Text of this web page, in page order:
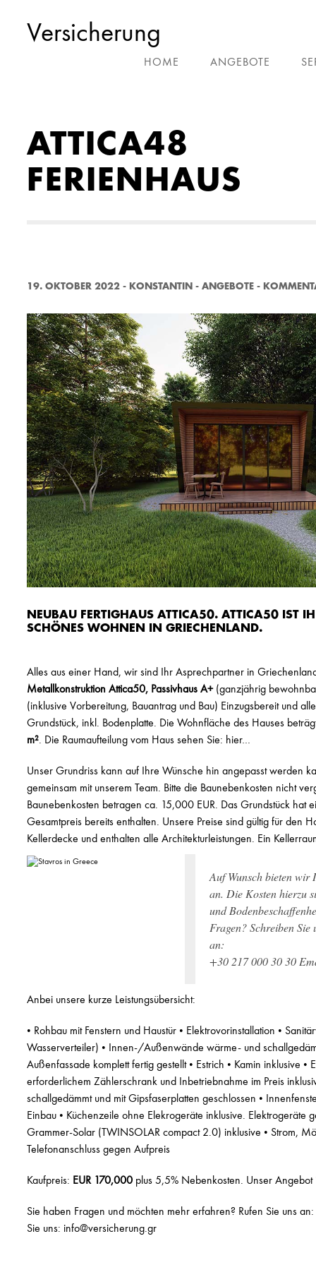
Versicherung
HOME ANGEBOTE
ATTICA48
FERIENHAUS
19. OKTOBER 2022 - KONSTANTIN - ANGEBOTE -
NEUBAU FERTIGHAUS ATTICA50. ATTICA50 IST
SCHÖNES WOHNEN IN GRIECHENLAND.
Alles aus einer Hand, wir sind Ihr Asprechpartner in
Metallkonstruktion Attica50, Passivhaus A+(ganzjährig
(inklusive Vorbereitung, Bauantrag und Bau) Einzugsbereit und
Grundstück, inkl. Bodenplatte. Die Wohnfläche des Hauses
m². Die Raumaufteilung vom Haus sehen Sie: hier…
Unser Grundriss kann auf Ihre Wünsche hin angepasst werden
gemeinsam mit unserem Team. Bitte die Baunebenkosten nicht
Baunebenkosten betragen ca. 15,000 EUR. Das Grundstück hat
Gesamtpreis bereits enthalten. Unsere Preise sind gültig für den
Kellerdecke und enthalten alle Architekturleistungen. Ein
Auf Wunsch bieten wir
an. Die Kosten hierzu
und
Fragen? Schreiben Sie
an:
+30 217 000 30 30
Anbei unsere kurze Leistungsübersicht:
• Rohbau mit Fenstern und Haustür • Elektrovorinstallation •
Wasserverteiler) • Innen-/Außenwände wärme- und
Außenfassade komplett fertig gestellt • Estrich • Kamin inklusive •
erforderlichem Zählerschrank und Inbetriebnahme im Preis
schallgedämmt und mit Gipsfaserplatten geschlossen •
Einbau • Küchenzeile ohne Elekrogeräte inklusive. Elektrogeräte
Grammer-Solar (TWINSOLAR compact 2.0) inklusive • Strom,
Telefonanschluss gegen Aufpreis
Kaufpreis: EUR 170,000plus 5,5% Nebenkosten. Unser Angebot
Sie haben Fragen und möchten mehr erfahren? Rufen Sie uns
Sie uns: info@versicherung.gr